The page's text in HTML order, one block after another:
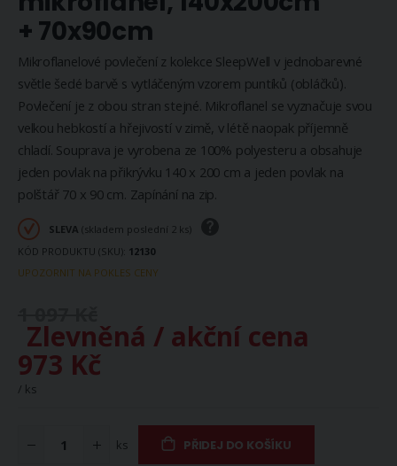
+ 70x90cm
Mikroflanelové povlečení z kolekce SleepWell v jednobarevné
světle šedé barvě s vytláčeným vzorem puntíků (obláčků).
Povlečení je z obou stran stejné. Mikroflanel se vyznačuje svou
velkou hebkostí a hřejivostí v zimě, v létě naopak příjemně
chladí. Souprava je vyrobena ze 100% polyesteru a obsahuje
jeden povlak na přikrývku 140 x 200 cm a jeden povlak na
polštář 70 x 90 cm. Zapínání na zip.
SLEVA (skladem poslední 2 ks)
KÓD PRODUKTU (SKU) 12130
UPOZORNIT NA POKLES CENY
Zlevněná / akční cena
973 Kč
/ ks
ks PŘIDEJ DO KOŠÍKU